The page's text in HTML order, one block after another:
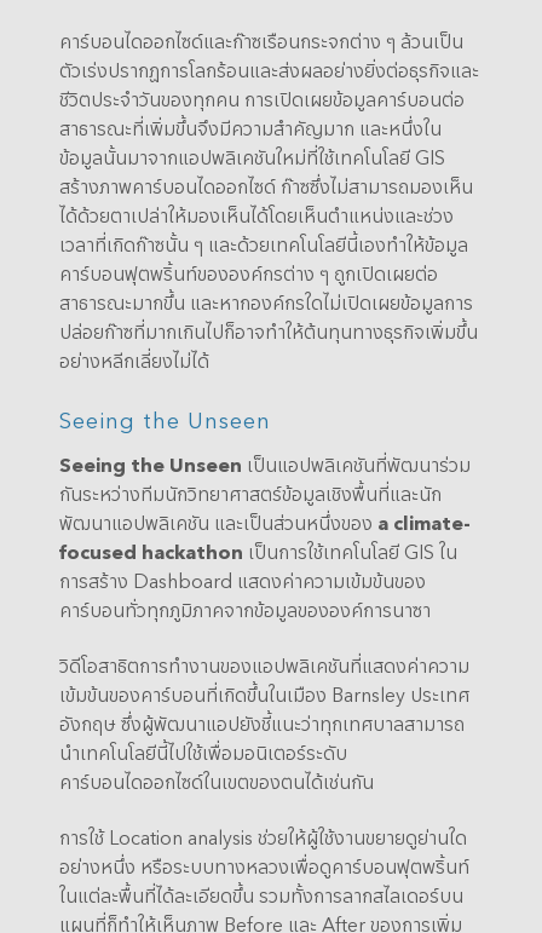
คาร์บอนไดออกไซด์และก๊าซเรือนกระจกต่าง ๆ ล้วนเป็น
ตัวเร่งปรากฏการโลกร้อนและส่งผลอย่างยิ่งต่อธุรกิจและ
ชีวิตประจำวันของทุกคน การเปิดเผยข้อมูลคาร์บอนต่อ
สาธารณะที่เพิ่มขึ้นจึงมีความสำคัญมาก และหนึ่งใน
ข้อมูลนั้นมาจากแอปพลิเคชันใหม่ที่ใช้เทคโนโลยี GIS
สร้างภาพคาร์บอนไดออกไซด์ ก๊าซซึ่งไม่สามารถมองเห็น
ได้ด้วยตาเปล่าให้มองเห็นได้โดยเห็นตำแหน่งและช่วง
เวลาที่เกิดก๊าซนั้น ๆ และด้วยเทคโนโลยีนี้เองทำให้ข้อมูล
คาร์บอนฟุตพริ้นท์ขององค์กรต่าง ๆ ถูกเปิดเผยต่อ
สาธารณะมากขึ้น และหากองค์กรใดไม่เปิดเผยข้อมูลการ
ปล่อยก๊าซที่มากเกินไปก็อาจทำให้ต้นทุนทางธุรกิจเพิ่มขึ้น
อย่างหลีกเลี่ยงไม่ได้
Seeing the Unseen
Seeing the Unseen เป็นแอปพลิเคชันที่พัฒนาร่วม
กันระหว่างทีมนักวิทยาศาสตร์ข้อมูลเชิงพื้นที่และนัก
พัฒนาแอปพลิเคชัน และเป็นส่วนหนึ่งของ a climate-
focused hackathon เป็นการใช้เทคโนโลยี GIS ใน
การสร้าง Dashboard แสดงค่าความเข้มข้นของ
คาร์บอนทั่วทุกภูมิภาคจากข้อมูลขององค์การนาซา
วิดีโอสาธิตการทำงานของแอปพลิเคชันที่แสดงค่าความ
เข้มข้นของคาร์บอนที่เกิดขึ้นในเมือง Barnsley ประเทศ
อังกฤษ ซึ่งผู้พัฒนาแอปยังชี้แนะว่าทุกเทศบาลสามารถ
นำเทคโนโลยีนี้ไปใช้เพื่อมอนิเตอร์ระดับ
คาร์บอนไดออกไซด์ในเขตของตนได้เช่นกัน
การใช้ Location analysis ช่วยให้ผู้ใช้งานขยายดูย่านใด
อย่างหนึ่ง หรือระบบทางหลวงเพื่อดูคาร์บอนฟุตพริ้นท์
ในแต่ละพื้นที่ได้ละเอียดขึ้น รวมทั้งการลากสไลเดอร์บน
แผนที่ก็ทำให้เห็นภาพ Before และ After ของการเพิ่ม